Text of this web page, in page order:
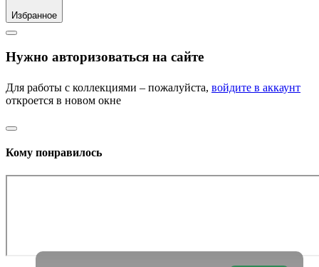
Избранное
Нужно авторизоваться на сайте
Для работы с коллекциями – пожалуйста, войдите в аккаунт
откроется в новом окне
Кому понравилось